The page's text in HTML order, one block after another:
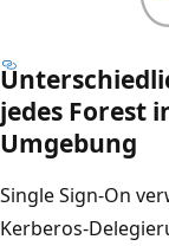
jedes Forest
Umgebung
Single Sign-On
Kerberos-